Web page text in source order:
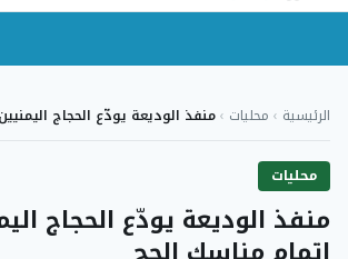
إلىالرئيسية › محليات ›منفذ الوديعة يودّع الحجاج
محليات
منفذ الوديعة يودّع الحجاج